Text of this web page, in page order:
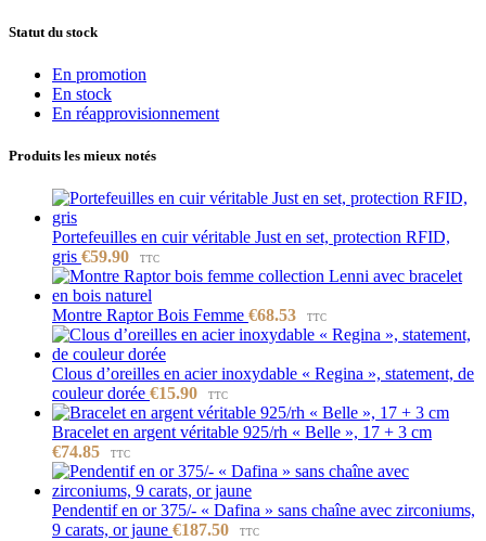
Statut du stock
En promotion
En stock
En réapprovisionnement
Produits les mieux notés
Portefeuilles en cuir véritable Just en set, protection RFID,
gris €59.90 TTC
Montre Raptor Bois Femme €68.53 TTC
Clous d’oreilles en acier inoxydable « Regina », statement, de
couleur dorée €15.90 TTC
Bracelet en argent véritable 925/rh « Belle », 17 + 3 cm
€74.85 TTC
Pendentif en or 375/- « Dafina » sans chaîne avec zirconiums,
9 carats, or jaune €187.50 TTC